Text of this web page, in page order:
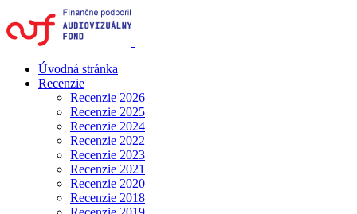
Úvodná stránka
Recenzie
Recenzie 2026
Recenzie 2025
Recenzie 2024
Recenzie 2022
Recenzie 2023
Recenzie 2021
Recenzie 2020
Recenzie 2018